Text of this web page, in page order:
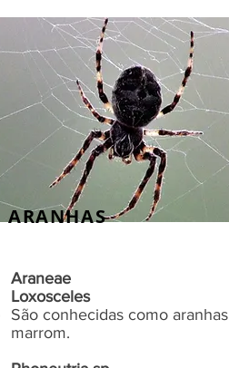
ARANHAS
Araneae
Loxosceles
São conhecidas como aranhas
marrom.